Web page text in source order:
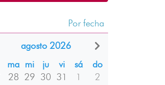
Por fecha
agosto 2026
ma mi ju vi sá
do
28 29 30 31 1
2